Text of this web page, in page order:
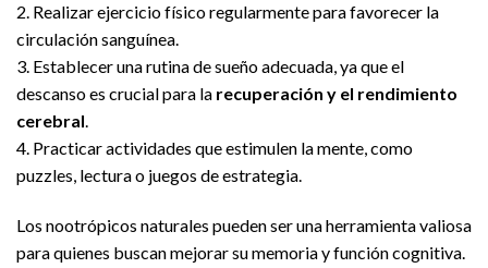
2. Realizar ejercicio físico regularmente para favorecer la
circulación sanguínea.
3. Establecer una rutina de sueño adecuada, ya que el
descanso es crucial para la recuperación y el rendimiento
cerebral.
4. Practicar actividades que estimulen la mente, como
puzzles, lectura o juegos de estrategia.
Los nootrópicos naturales pueden ser una herramienta valiosa
para quienes buscan mejorar su memoria y función cognitiva.